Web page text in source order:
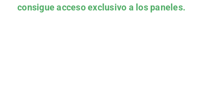
consigue acceso exclusivo a los paneles.